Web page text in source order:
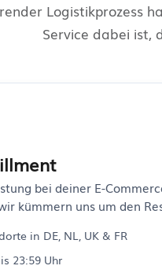
Logistikprozess
Service dabei ist,
bei deiner E-
kümmern uns um den
in DE, NL, UK & FR
23:59 Uhr